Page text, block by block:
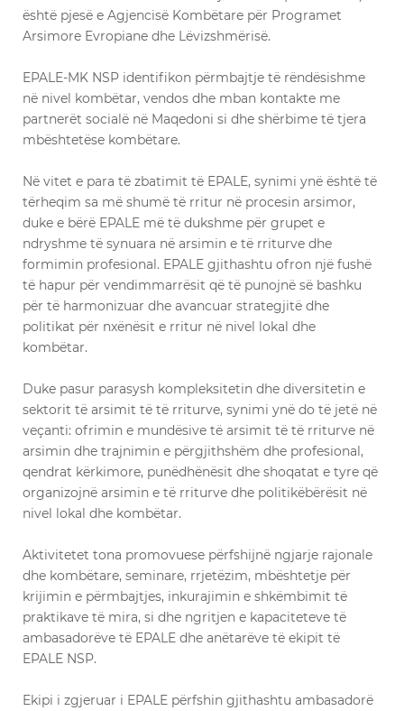
është pjesë e Agjencisë Kombëtare për Programet
Arsimore Evropiane dhe Lëvizshmërisë.
EPALE-MK NSP identifikon përmbajtje të rëndësishme
në nivel kombëtar, vendos dhe mban kontakte me
partnerët socialë në Maqedoni si dhe shërbime të tjera
mbështetëse kombëtare.
Në vitet e para të zbatimit të EPALE, synimi ynë është të
tërheqim sa më shumë të rritur në procesin arsimor,
duke e bërë EPALE më të dukshme për grupet e
ndryshme të synuara në arsimin e të rriturve dhe
formimin profesional. EPALE gjithashtu ofron një fushë
të hapur për vendimmarrësit që të punojnë së bashku
për të harmonizuar dhe avancuar strategjitë dhe
politikat për nxënësit e rritur në nivel lokal dhe
kombëtar.
Duke pasur parasysh kompleksitetin dhe diversitetin e
sektorit të arsimit të të rriturve, synimi ynë do të jetë në
veçanti: ofrimin e mundësive të arsimit të të rriturve në
arsimin dhe trajnimin e përgjithshëm dhe profesional,
qendrat kërkimore, punëdhënësit dhe shoqatat e tyre që
organizojnë arsimin e të rriturve dhe politikëbërësit në
nivel lokal dhe kombëtar.
Aktivitetet tona promovuese përfshijnë ngjarje rajonale
dhe kombëtare, seminare, rrjetëzim, mbështetje për
krijimin e përmbajtjes, inkurajimin e shkëmbimit të
praktikave të mira, si dhe ngritjen e kapaciteteve të
ambasadorëve të EPALE dhe anëtarëve të ekipit të
EPALE NSP.
Ekipi i zgjeruar i EPALE përfshin gjithashtu ambasadorë